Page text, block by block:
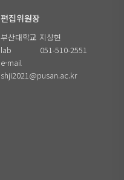
편집위원장
부산대학교 지상현
lab
051-510-2551
e-mail
shji2021@pusan.ac.kr